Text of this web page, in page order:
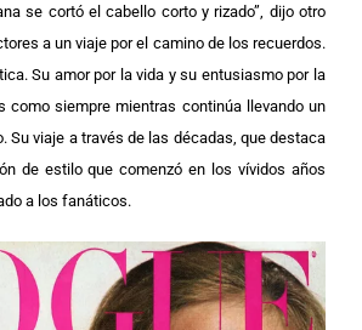
se cortó el cabello corto y rizado”, dijo otro
a un viaje por el camino de los recuerdos.
Su amor por la vida y su entusiasmo por la
como siempre mientras continúa llevando un
Su viaje a través de las décadas, que destaca
de estilo que comenzó en los vívidos años
a los fanáticos.